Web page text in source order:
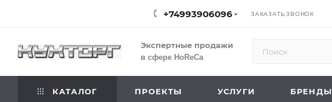
+74993906096 ЗАКАЗАТЬ ЗВОНОК
Экспертные продажи
в сфере HoReCa
КАТАЛОГ ПРОЕКТЫ УСЛУГИ БРЕНДЫ